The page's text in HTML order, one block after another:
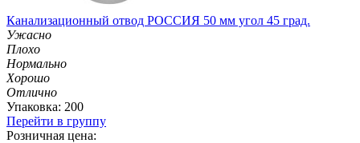
Канализационный отвод РОССИЯ 50 мм угол 45 град.
Ужасно
Плохо
Нормально
Хорошо
Отлично
Упаковка: 200
Перейти в группу
Розничная цена: